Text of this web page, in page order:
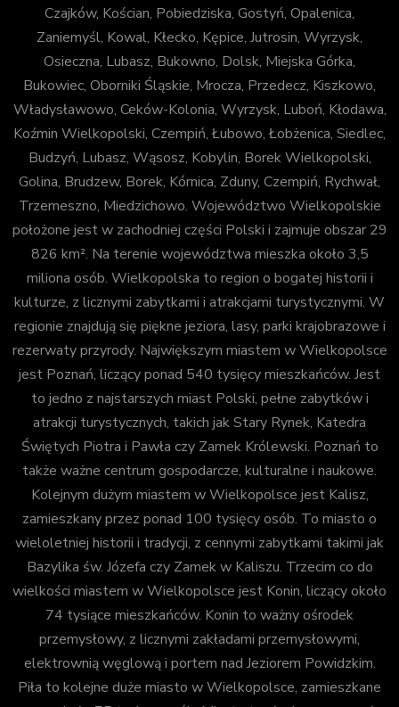
Czajków, Kościan, Pobiedziska, Gostyń, Opalenica,
Zaniemyśl, Kowal, Kłecko, Kępice, Jutrosin, Wyrzysk,
Osieczna, Lubasz, Bukowno, Dolsk, Miejska Górka,
Bukowiec, Oborniki Śląskie, Mrocza, Przedecz, Kiszkowo,
Władysławowo, Ceków-Kolonia, Wyrzysk, Luboń, Kłodawa,
Koźmin Wielkopolski, Czempiń, Łubowo, Łobżenica, Siedlec,
Budzyń, Lubasz, Wąsosz, Kobylin, Borek Wielkopolski,
Golina, Brudzew, Borek, Kórnica, Zduny, Czempiń, Rychwał,
Trzemeszno, Miedzichowo. Województwo Wielkopolskie
położone jest w zachodniej części Polski i zajmuje obszar 29
826 km². Na terenie województwa mieszka około 3,5
miliona osób. Wielkopolska to region o bogatej historii i
kulturze, z licznymi zabytkami i atrakcjami turystycznymi. W
regionie znajdują się piękne jeziora, lasy, parki krajobrazowe i
rezerwaty przyrody. Największym miastem w Wielkopolsce
jest Poznań, liczący ponad 540 tysięcy mieszkańców. Jest
to jedno z najstarszych miast Polski, pełne zabytków i
atrakcji turystycznych, takich jak Stary Rynek, Katedra
Świętych Piotra i Pawła czy Zamek Królewski. Poznań to
także ważne centrum gospodarcze, kulturalne i naukowe.
Kolejnym dużym miastem w Wielkopolsce jest Kalisz,
zamieszkany przez ponad 100 tysięcy osób. To miasto o
wieloletniej historii i tradycji, z cennymi zabytkami takimi jak
Bazylika św. Józefa czy Zamek w Kaliszu. Trzecim co do
wielkości miastem w Wielkopolsce jest Konin, liczący około
74 tysiące mieszkańców. Konin to ważny ośrodek
przemysłowy, z licznymi zakładami przemysłowymi,
elektrownią węglową i portem nad Jeziorem Powidzkim.
Piła to kolejne duże miasto w Wielkopolsce, zamieszkane